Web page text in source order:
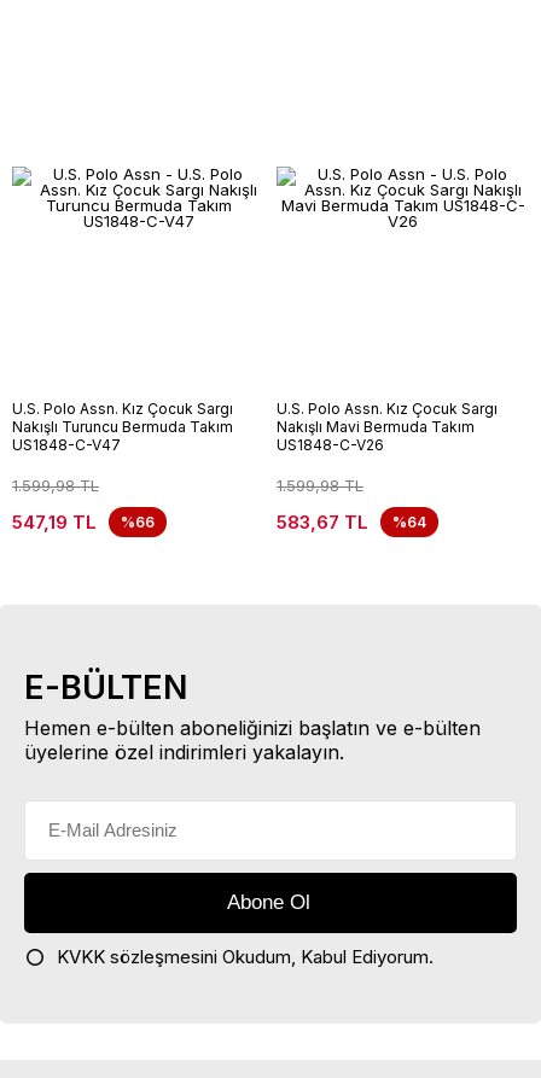
U.S. Polo Assn. Kız Çocuk Sargı
Nakışlı Turuncu Bermuda Takım
US1848-C-V47
1.599,98 TL
547,19 TL %66
U.S. Polo Assn. Kız Çocuk Sargı
Nakışlı Mavi Bermuda Takım
US1848-C-V26
1.599,98 TL
583,67 TL %64
E-BÜLTEN
Hemen e-bülten aboneliğinizi başlatın ve e-bülten
üyelerine özel indirimleri yakalayın.
KVKK sözleşmesini Okudum, Kabul Ediyorum.